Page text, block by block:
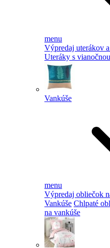
menu
Výpredaj uterákov
Uteráky s
Vankúše
menu
Výpredaj obliečok
Vankúše Chlpaté
na vankúše